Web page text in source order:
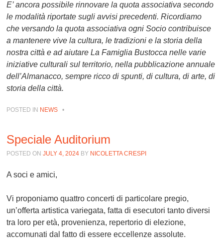
E’ ancora possibile rinnovare la quota associativa secondo
le modalità riportate sugli avvisi precedenti. Ricordiamo
che versando la quota associativa ogni Socio contribuisce
a mantenere vive la cultura, le tradizioni e la storia della
nostra città e ad aiutare La Famiglia Bustocca nelle varie
iniziative culturali sul territorio, nella pubblicazione annuale
dell’Almanacco, sempre ricco di spunti, di cultura, di arte, di
storia della città.
POSTED IN NEWS •
Speciale Auditorium
POSTED ONJULY 4, 2024 BY NICOLETTA CRESPI
A soci e amici,
Vi proponiamo quattro concerti di particolare pregio,
un’offerta artistica variegata, fatta di esecutori tanto diversi
tra loro per età, provenienza, repertorio di elezione,
accomunati dal fatto di essere eccellenze assolute.